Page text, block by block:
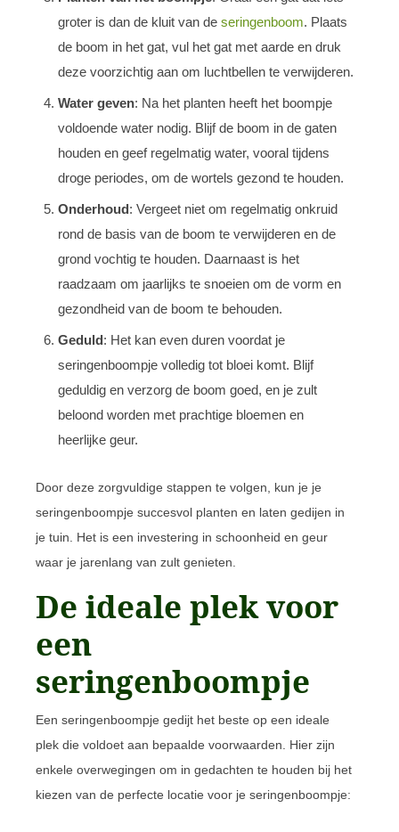
groter is dan de kluit van de seringenboom. Plaats
de boom in het gat, vul het gat met aarde en druk
deze voorzichtig aan om luchtbellen te verwijderen.
Water geven: Na het planten heeft het boompje
voldoende water nodig. Blijf de boom in de gaten
houden en geef regelmatig water, vooral tijdens
droge periodes, om de wortels gezond te houden.
Onderhoud: Vergeet niet om regelmatig onkruid
rond de basis van de boom te verwijderen en de
grond vochtig te houden. Daarnaast is het
raadzaam om jaarlijks te snoeien om de vorm en
gezondheid van de boom te behouden.
Geduld: Het kan even duren voordat je
seringenboompje volledig tot bloei komt. Blijf
geduldig en verzorg de boom goed, en je zult
beloond worden met prachtige bloemen en
heerlijke geur.
Door deze zorgvuldige stappen te volgen, kun je je
seringenboompje succesvol planten en laten gedijen in
je tuin. Het is een investering in schoonheid en geur
waar je jarenlang van zult genieten.
De ideale plek voor
een
seringenboompje
Een seringenboompje gedijt het beste op een ideale
plek die voldoet aan bepaalde voorwaarden. Hier zijn
enkele overwegingen om in gedachten te houden bij het
kiezen van de perfecte locatie voor je seringenboompje: